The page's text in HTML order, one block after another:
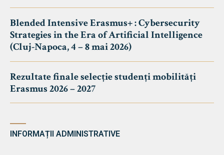
Blended Intensive Erasmus+ : Cybersecurity
Strategies in the Era of Artificial Intelligence
(Cluj-Napoca, 4 – 8 mai 2026)
Rezultate finale selecție studenți mobilități
Erasmus 2026 – 2027
INFORMAȚII ADMINISTRATIVE